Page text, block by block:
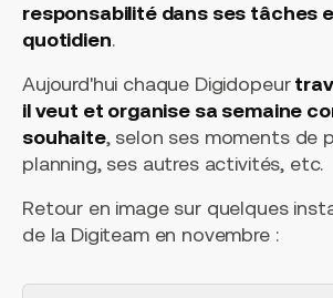
responsabilité dans ses tâches
quotidien.
Aujourd'hui chaque Digidopeur
il veut et organise sa semaine
souhaite, selon ses moments de
planning, ses autres activités, etc.
Retour en image sur quelques
de la Digiteam en novembre :